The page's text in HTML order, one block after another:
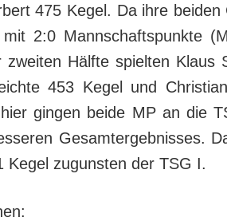
475 Kegel. Da ihre beiden
2:0 Mannschaftspunkte
Hälfte spielten Klaus
453 Kegel und
gingen beide MP an die
Gesamtergebnisses.
Kegel zugunsten der TSG I.